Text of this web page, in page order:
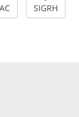
SIGRH